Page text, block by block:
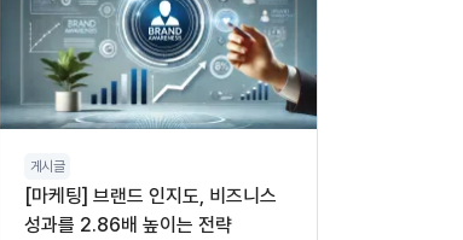
게시글
[마케팅] 브랜드 인지도, 비즈니스
성과를 2.86배 높이는 전략